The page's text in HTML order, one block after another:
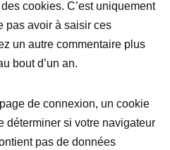
cookies. C’est uniquement
pas avoir à saisir ces
un autre commentaire plus
bout d’un an.
de connexion, un cookie
déterminer si votre navigateur
pas de données